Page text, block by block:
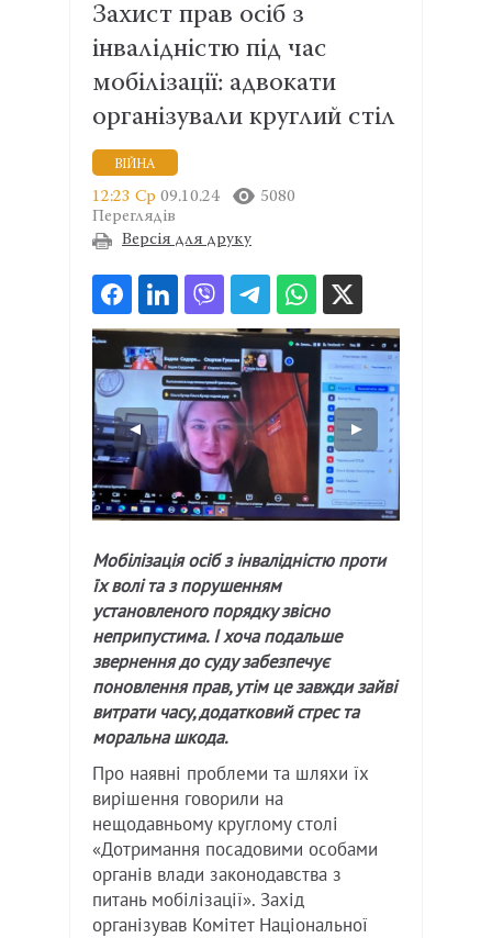
Захист прав осіб з
інвалідністю під час
мобілізації: адвокати
організували круглий стіл
ВІЙНА
12:23 Ср 09.10.24
5080
Переглядів
Версія для друку
Мобілізація осіб з інвалідністю проти
їх волі та з порушенням
установленого порядку звісно
неприпустима. І хоча подальше
звернення до суду забезпечує
поновлення прав, утім це завжди зайві
витрати часу, додатковий стрес та
моральна шкода.
Про наявні проблеми та шляхи їх
вирішення говорили на
нещодавньому круглому столі
«Дотримання посадовими особами
органів влади законодавства з
питань мобілізації». Захід
організував Комітет Національної